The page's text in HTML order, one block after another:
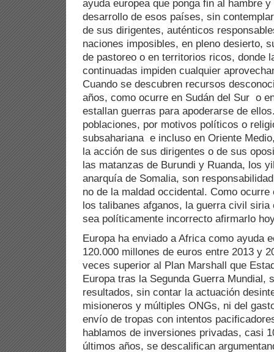
ayuda europea que ponga fin al hambre
desarrollo de esos países, sin
de sus dirigentes, auténticos
naciones imposibles, en pleno desierto,
de pastoreo o en territorios ricos, donde
continuadas impiden cualquier
Cuando se descubren recursos
años, como ocurre en Sudán del Sur o
estallan guerras para apoderarse de
poblaciones, por motivos políticos o
subsahariana e incluso en Oriente
la acción de sus dirigentes o de sus
las matanzas de Burundi y Ruanda, los
anarquía de Somalia, son
no de la maldad occidental. Como
los talibanes afganos, la guerra civil siria
sea políticamente incorrecto afirmarlo
Europa ha enviado a Africa como ayuda
120.000 millones de euros entre 2013 y
veces superior al Plan Marshall que
Europa tras la Segunda Guerra Mundial,
resultados, sin contar la actuación
misioneros y múltiples ONGs, ni del
envío de tropas con intentos
hablamos de inversiones privadas, casi
últimos años, se descalifican